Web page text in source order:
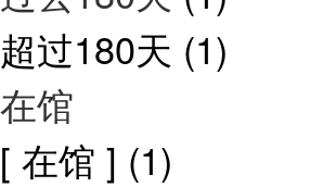
超过180天 (1)
在馆
[ 在馆 ] (1)